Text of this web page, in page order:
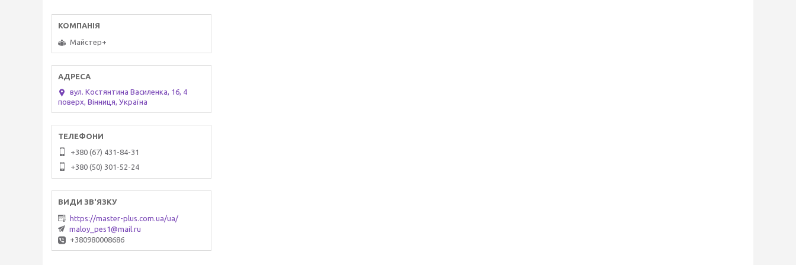
Майстер+
вул. Костянтина Василенка, 16, 4
поверх, Вінниця, Україна
+380 (67) 431-84-31
+380 (50) 301-52-24
https://master-plus.com.ua/ua/
maloy_pes1@mail.ru
+380980008686